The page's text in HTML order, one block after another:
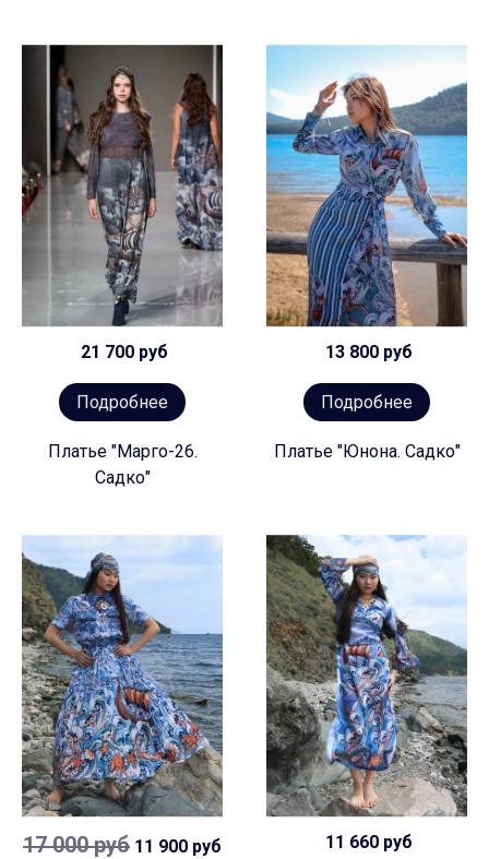
21 700 руб
Подробнее
Платье "Марго-26.
Садко"
13 800 руб
Подробнее
Платье "Юнона. Садко"
17 000 руб 11 900 руб 11 660 руб